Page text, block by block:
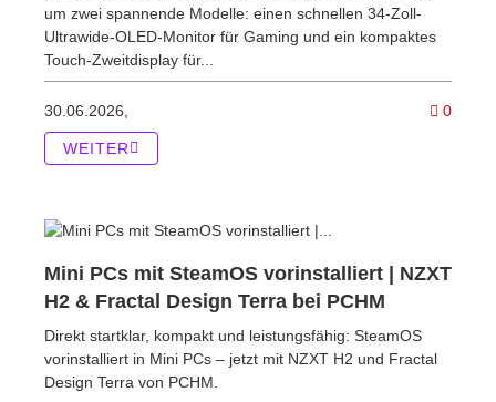
um zwei spannende Modelle: einen schnellen 34-Zoll-
Ultrawide-OLED-Monitor für Gaming und ein kompaktes
Touch-Zweitdisplay für...
30.06.2026, 0
WEITER
Mini PCs mit SteamOS vorinstalliert | NZXT
H2 & Fractal Design Terra bei PCHM
Direkt startklar, kompakt und leistungsfähig: SteamOS
vorinstalliert in Mini PCs – jetzt mit NZXT H2 und Fractal
Design Terra von PCHM.